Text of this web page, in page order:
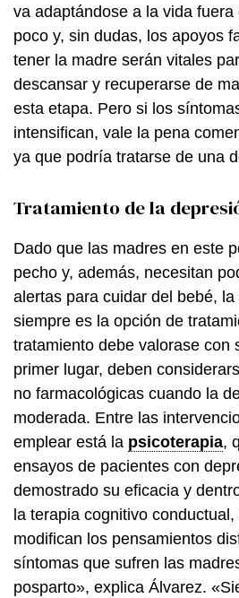
va adaptándose a la vida
poco y, sin dudas, los apoyos
tener la madre serán vitales
descansar y recuperarse de
esta etapa. Pero si los
intensifican, vale la pena
ya que podría tratarse de una
Tratamiento de la
Dado que las madres en este
pecho y, además, necesitan
alertas para cuidar del bebé,
siempre es la opción de
tratamiento debe valorase con
primer lugar, deben
no farmacológicas cuando la
moderada. Entre las
emplear está la psicoterapia,
ensayos de pacientes con
demostrado su eficacia y
la terapia cognitivo
modifican los pensamientos
síntomas que sufren las
posparto», explica Álvarez.